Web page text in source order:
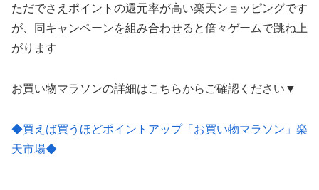
ただでさえポイントの還元率が高い楽天ショッピングです
が、同キャンペーンを組み合わせると倍々ゲームで跳ね上
がります
お買い物マラソンの詳細はこちらからご確認ください▼
◆買えば買うほどポイントアップ「お買い物マラソン」楽
天市場◆